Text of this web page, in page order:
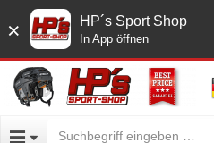
× HP´s Sport Shop
In App öffnen